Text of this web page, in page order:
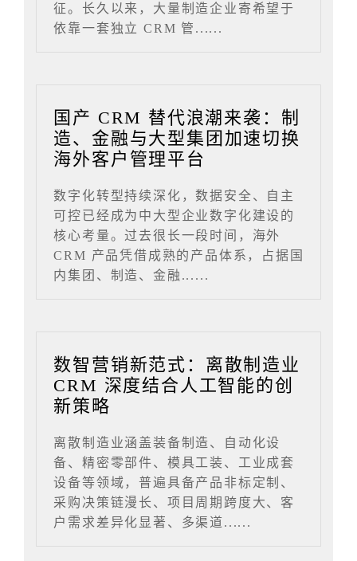
征。长久以来，大量制造企业寄希望于
依靠一套独立 CRM 管......
国产 CRM 替代浪潮来袭：制
造、金融与大型集团加速切换
海外客户管理平台
数字化转型持续深化，数据安全、自主
可控已经成为中大型企业数字化建设的
核心考量。过去很长一段时间，海外
CRM 产品凭借成熟的产品体系，占据国
内集团、制造、金融......
数智营销新范式：离散制造业
CRM 深度结合人工智能的创
新策略
离散制造业涵盖装备制造、自动化设
备、精密零部件、模具工装、工业成套
设备等领域，普遍具备产品非标定制、
采购决策链漫长、项目周期跨度大、客
户需求差异化显著、多渠道......